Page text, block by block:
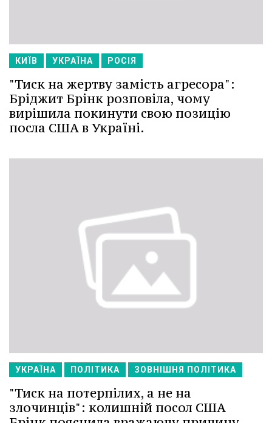
КИЇВ УКРАЇНА РОСІЯ
"Тиск на жертву замість агресора":
Бріджит Брінк розповіла, чому
вирішила покинути свою позицію
посла США в Україні.
УКРАЇНА ПОЛІТИКА ЗОВНІШНЯ ПОЛІТИКА
"Тиск на потерпілих, а не на
злочинців": колишній посол США